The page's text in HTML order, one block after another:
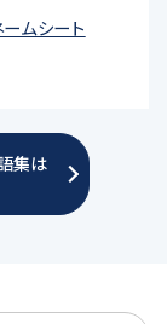
ムシート
集は